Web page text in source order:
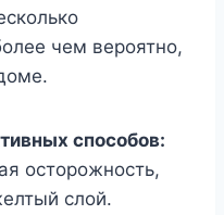
чем вероятно,
способов:
осторожность,
слой.